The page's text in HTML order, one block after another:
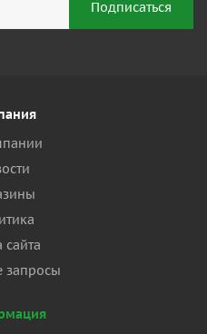
сайта
запросы